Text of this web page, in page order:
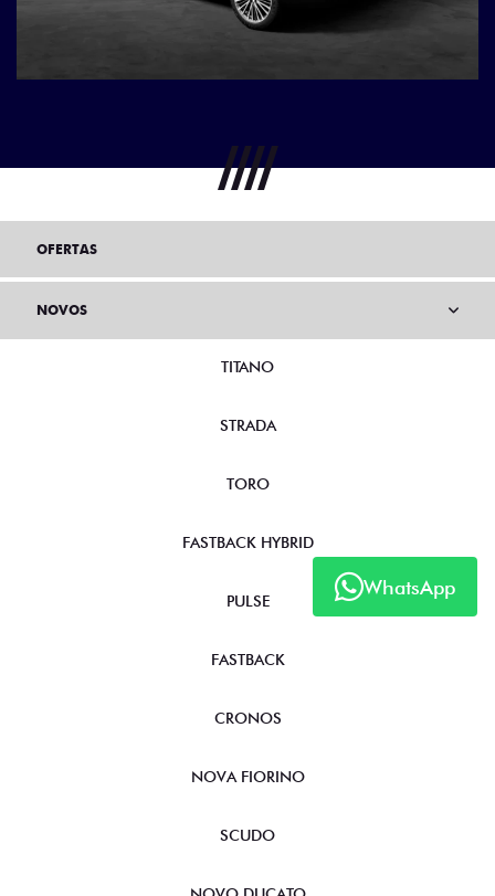
WhatsApp
OFERTAS
NOVOS
TITANO
STRADA
TORO
FASTBACK HYBRID
PULSE
FASTBACK
CRONOS
NOVA FIORINO
SCUDO